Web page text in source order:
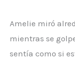
Amelie miró
mientras se
sentía como si